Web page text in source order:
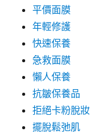
平價面膜
年輕修護
快速保養
急救面膜
懶人保養
抗皺保養品
拒絕卡粉脫妝
擺脫鬆弛肌